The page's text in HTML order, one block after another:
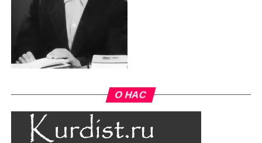
О НАС